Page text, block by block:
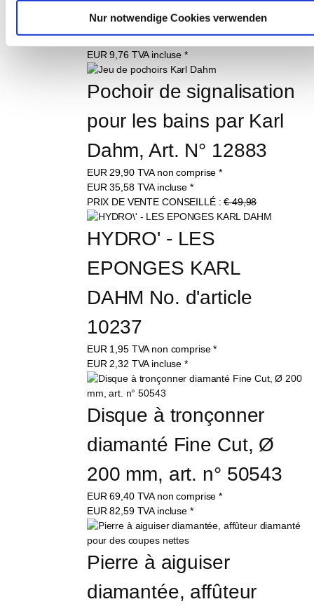
Nur notwendige Cookies verwenden
12781
EUR8,20TVA non comprise *
EUR9,76 TVA incluse *
Pochoir de signalisation
pour les bains par Karl
Dahm, Art. N° 12883
EUR 29,90 TVA non comprise *
EUR35,58 TVA incluse *
PRIX DE VENTE CONSEILLÉ :€ 49,98
HYDRO' - LES
EPONGES KARL
DAHM No. d'article
10237
EUR 1,95 TVA non comprise *
EUR 2,32 TVA incluse *
Disque à tronçonner
diamanté Fine Cut, Ø
200 mm, art. n° 50543
EUR69,40 TVA non comprise *
EUR82,59 TVA incluse *
Pierre à aiguiser
diamantée, affûteur